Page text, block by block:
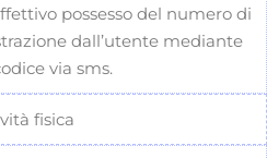
possesso del numero di
dall’utente mediante
via sms.
fisica